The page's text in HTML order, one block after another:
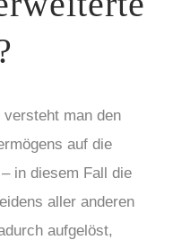
man den
auf die
in diesem Fall die
aller anderen
aufgelöst,